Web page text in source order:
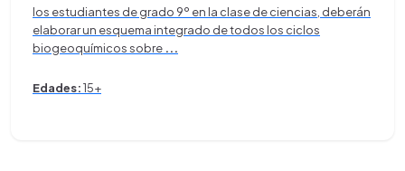
los estudiantes de grado 9º en la clase de ciencias, deberán
elaborar un esquema integrado de todos los ciclos
biogeoquímicos sobre ...
Edades:15+